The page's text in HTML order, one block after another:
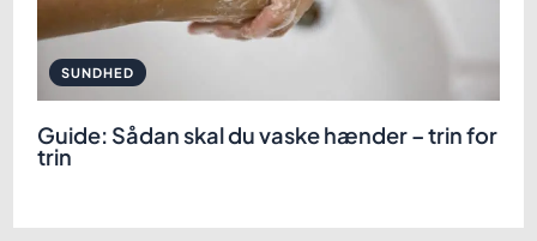
Guide: Sådan skal du vaske hænder – trin for
trin
SUNDHED